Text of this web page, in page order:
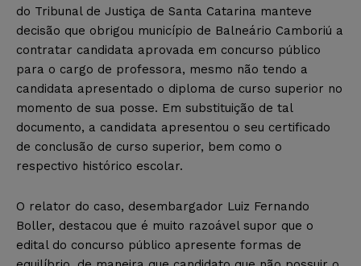
do Tribunal de Justiça de Santa Catarina manteve
decisão que obrigou município de Balneário Camboriú a
contratar candidata aprovada em concurso público
para o cargo de professora, mesmo não tendo a
candidata apresentado o diploma de curso superior no
momento de sua posse. Em substituição de tal
documento, a candidata apresentou o seu certificado
de conclusão de curso superior, bem como o
respectivo histórico escolar.
O relator do caso, desembargador Luiz Fernando
Boller, destacou que é muito razoável supor que o
edital do concurso público apresente formas de